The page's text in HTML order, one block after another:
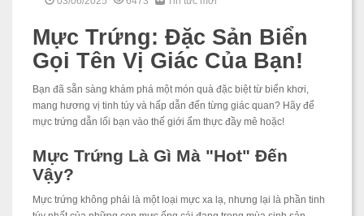
Mực Trứng: Đặc Sản Biển
Gọi Tên Vị Giác Của Bạn!
Bạn đã sẵn sàng khám phá một món quà đặc biệt từ biển khơi,
mang hương vị tinh túy và hấp dẫn đến từng giác quan? Hãy để
mực trứng dẫn lối bạn vào thế giới ẩm thực đầy mê hoặc!
Mực Trứng Là Gì Mà "Hot" Đến
Vậy?
Mực trứng không phải là một loại mực xa lạ, nhưng lại là phần tinh